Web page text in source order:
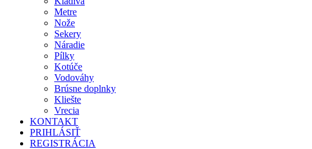
Metre
Nože
Sekery
Náradie
Pílky
Kotúče
Vodováhy
Brúsne doplnky
Kliešte
Vrecia
KONTAKT
PRIHLÁSIŤ
REGISTRÁCIA